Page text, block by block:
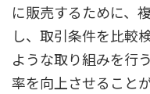
に販売するために、
し、取引条件を比較
ような取り組みを行
率を向上させること